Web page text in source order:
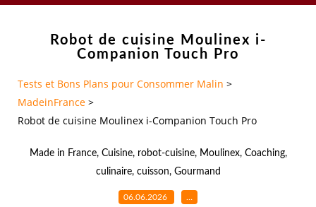
Robot de cuisine Moulinex i-
Companion Touch Pro
Tests et Bons Plans pour Consommer Malin >
MadeinFrance >
Robot de cuisine Moulinex i-Companion Touch Pro
Made in France, Cuisine, robot-cuisine, Moulinex, Coaching,
culinaire, cuisson, Gourmand
06.06.2026 …